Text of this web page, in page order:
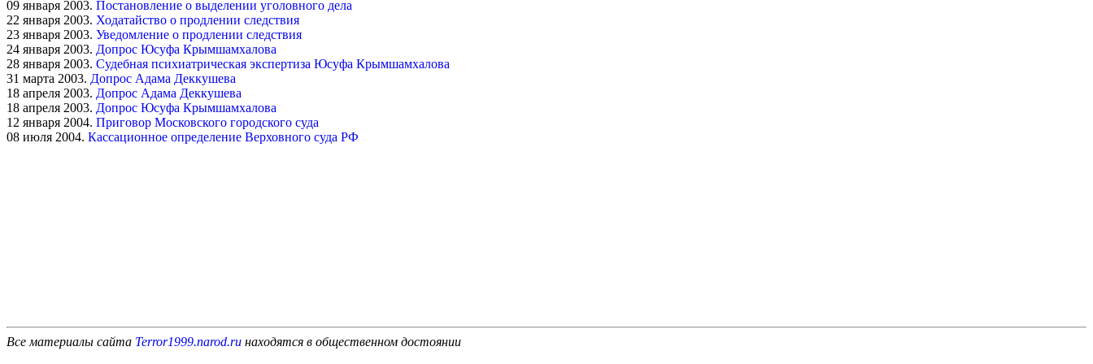
09 января 2003. Постановление о выделении уголовного дела
22 января 2003. Ходатайство о продлении следствия
23 января 2003. Уведомление о продлении следствия
24 января 2003. Допрос Юсуфа Крымшамхалова
28 января 2003. Судебная психиатрическая экспертиза Юсуфа Крымшамхалова
31 марта 2003. Допрос Адама Деккушева
18 апреля 2003. Допрос Адама Деккушева
18 апреля 2003. Допрос Юсуфа Крымшамхалова
12 января 2004. Приговор Московского городского суда
08 июля 2004. Кассационное определение Верховного суда РФ
Все материалы сайта Terror1999.narod.ru находятся в общественном достоянии